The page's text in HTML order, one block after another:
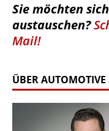
Sie möchten
austauschen?
Mail!
ÜBER